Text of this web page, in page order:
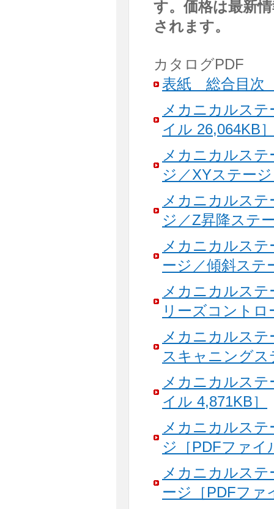
す。価格は最新
されます。
カタログPDF
表紙 総合目次
メカニカルス
イル 26,064KB
メカニカルス
ジ／XYステー
メカニカルス
ジ／Z昇降ステ
メカニカルス
ージ／傾斜ステ
メカニカルス
リーズコント
メカニカルス
スキャニング
メカニカルス
イル 4,871KB］
メカニカルス
ジ［PDFファイ
メカニカルス
ージ［PDFファ